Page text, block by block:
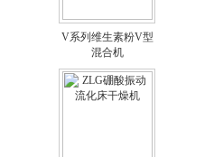
V系列维生素粉V型
混合机